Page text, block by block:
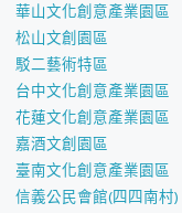
華山文化創意產業園區
松山文創園區
駁二藝術特區
台中文化創意產業園區
花蓮文化創意產業園區
嘉酒文創園區
臺南文化創意產業園區
信義公民會館(四四南村)